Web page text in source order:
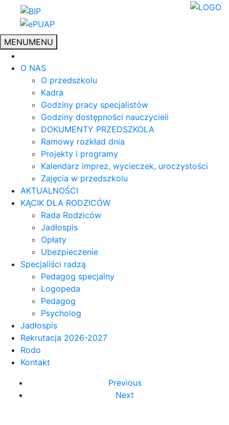
MENUMENU
O NAS
O przedszkolu
Kadra
Godziny pracy specjalistów
Godziny dostępności nauczycieli
DOKUMENTY PRZEDSZKOLA
Ramowy rozkład dnia
Projekty i programy
Kalendarz imprez, wycieczek, uroczystości
Zajęcia w przedszkolu
AKTUALNOŚCI
KĄCIK DLA RODZICÓW
Rada Rodziców
Jadłospis
Opłaty
Ubezpieczenie
Specjaliści radzą
Pedagog specjalny
Logopeda
Pedagog
Psycholog
Jadłospis
Rekrutacja 2026-2027
Rodo
Kontakt
Previous
Next